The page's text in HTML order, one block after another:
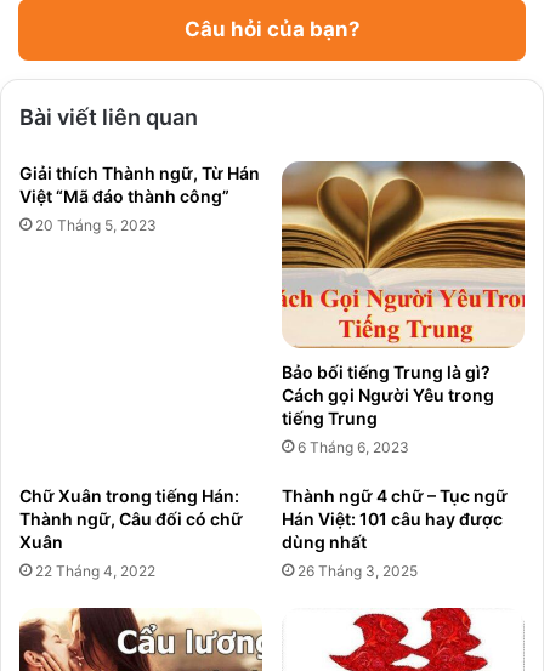
Câu hỏi của bạn?
Bài viết liên quan
Giải thích Thành ngữ, Từ Hán
Việt “Mã đáo thành công”
20 Tháng 5, 2023
Bảo bối tiếng Trung là gì?
Cách gọi Người Yêu trong
tiếng Trung
6 Tháng 6, 2023
Chữ Xuân trong tiếng Hán:
Thành ngữ, Câu đối có chữ
Xuân
22 Tháng 4, 2022
Thành ngữ 4 chữ – Tục ngữ
Hán Việt: 101 câu hay được
dùng nhất
26 Tháng 3, 2025